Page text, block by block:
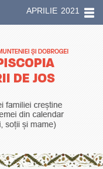
APRILIE 2021